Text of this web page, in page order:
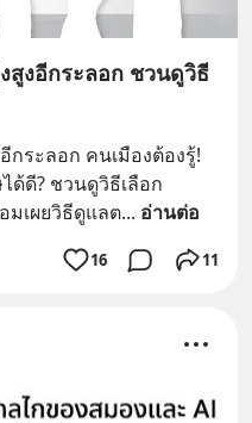
สูงอีกระลอก ชวนดูวิธี
กระลอก คนเมืองต้องรู้!
ดี? ชวนดูวิธีเลือก
เผยวิธีดูแลต... อ่านต่อ
16 11